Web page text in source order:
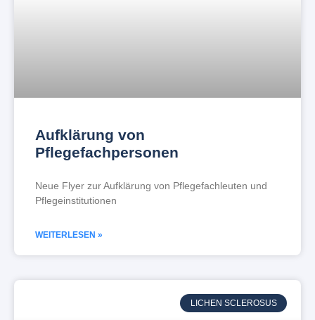
Aufklärung von
Pflegefachpersonen
Neue Flyer zur Aufklärung von Pflegefachleuten und
Pflegeinstitutionen
WEITERLESEN »
LICHEN SCLEROSUS